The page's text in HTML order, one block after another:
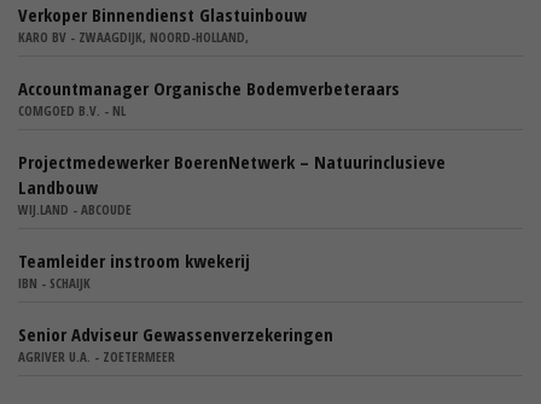
Verkoper Binnendienst Glastuinbouw
KARO BV - ZWAAGDIJK, NOORD-HOLLAND,
Accountmanager Organische Bodemverbeteraars
COMGOED B.V. - NL
Projectmedewerker BoerenNetwerk – Natuurinclusieve
Landbouw
WIJ.LAND - ABCOUDE
Teamleider instroom kwekerij
IBN - SCHAIJK
Senior Adviseur Gewassenverzekeringen
AGRIVER U.A. - ZOETERMEER